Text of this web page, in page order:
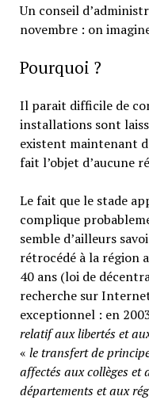
Un conseil
novembre : on
Pourquoi ?
Il parait difficile de
installations sont
existent maintenant
fait l’objet d’aucune
Le fait que le stade
complique
semble d’ailleurs
rétrocédé à la région
40 ans (loi de
recherche sur
exceptionnel : en
relatif aux libertés et
« le transfert de
affectés aux collèges et
départements et aux